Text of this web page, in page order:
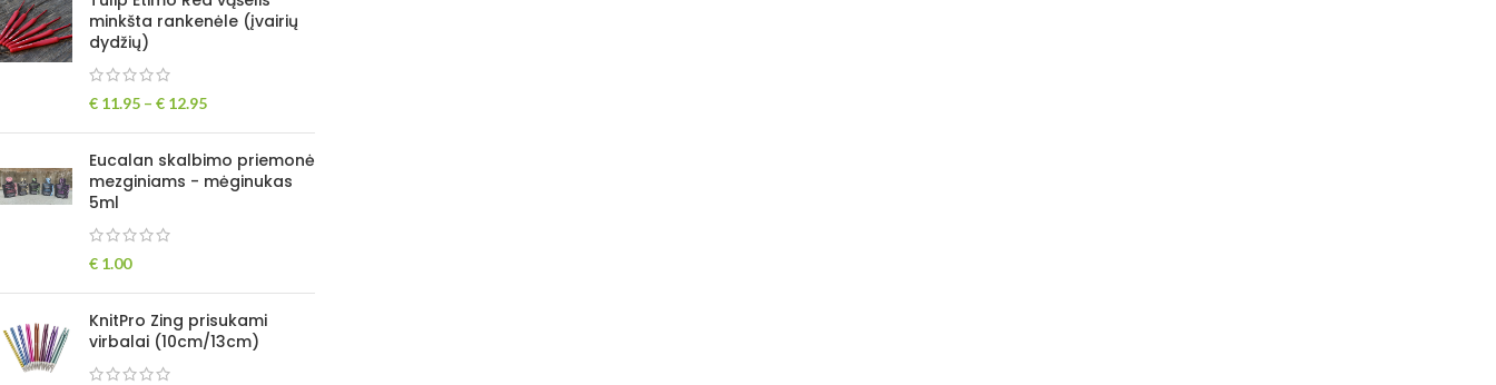
minkšta rankenėle (įvairių
dydžių)
€ 11.95 – € 12.95
Eucalan skalbimo priemonė
mezginiams - mėginukas
5ml
€ 1.00
KnitPro Zing prisukami
virbalai (10cm/13cm)